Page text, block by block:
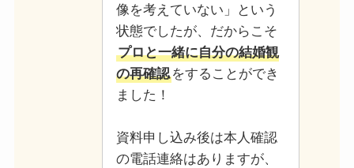
像を考えていない」という
状態でしたが、だからこそ
プロと一緒に自分の結婚観
の再確認をすることができ
ました！
資料申し込み後は本人確認
の電話連絡はありますが、